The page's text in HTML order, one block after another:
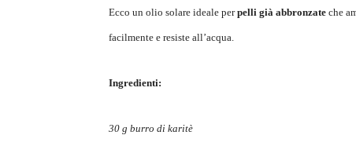
Ecco un olio solare ideale perpelli già abbronzate che
facilmente e resiste all’acqua.
Ingredienti:
30 g burro di karitè